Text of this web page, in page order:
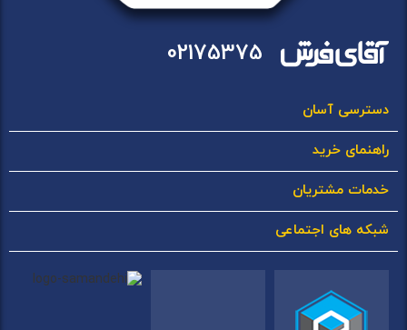
02175375
دسترسی آسان
راهنمای خرید
خدمات مشتریان
شبکه های اجتماعی